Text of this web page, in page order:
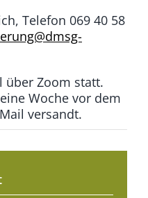
Telefon 069 40 58
über Zoom statt.
Woche vor dem
versandt.